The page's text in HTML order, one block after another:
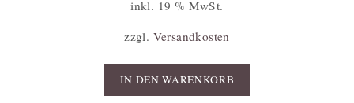
inkl. 19 % MwSt.
zzgl. Versandkosten
IN DEN WARENKORB